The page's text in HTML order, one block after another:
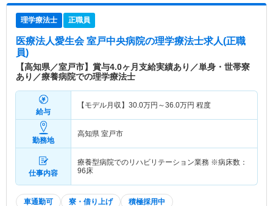
理学療法士 正職員
医療法人愛生会 室戸中央病院の理学療法士求人(正職
員)
【高知県／室戸市】賞与4.0ヶ月支給実績あり／単身・世帯寮
あり／療養病院での理学療法士
給与
【モデル月収】 30.0万円～36.0万円 程度
勤務地
高知県 室戸市
仕事内容
療養型病院でのリハビリテーション業務 ※病床数：
96床
車通勤可 寮・借り上げ 積極採用中